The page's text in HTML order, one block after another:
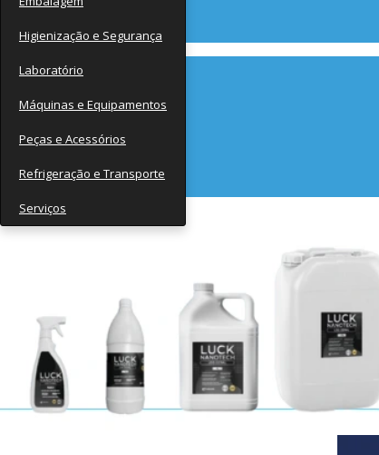
Higienização e Segurança
Laboratório
Máquinas e Equipamentos
Peças e Acessórios
Refrigeração e Transporte
Serviços